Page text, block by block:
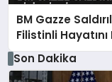
BM Gazze
Filistinli
Son Dakika